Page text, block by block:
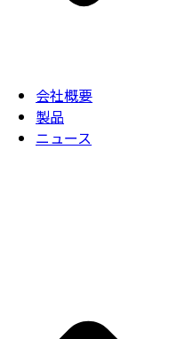
会社概要
製品
ニュース